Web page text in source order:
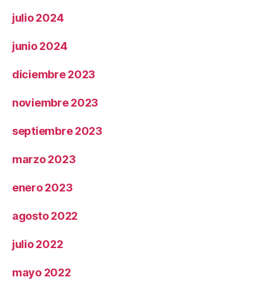
julio 2024
junio 2024
diciembre 2023
noviembre 2023
septiembre 2023
marzo 2023
enero 2023
agosto 2022
julio 2022
mayo 2022